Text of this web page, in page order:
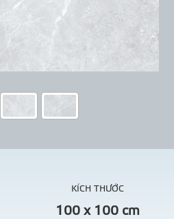
KÍCH THƯỚC
100 x 100 cm